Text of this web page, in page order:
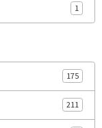
1
175
211